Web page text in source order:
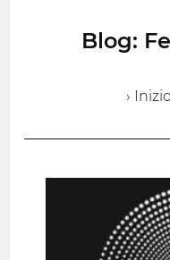
Blog:
›